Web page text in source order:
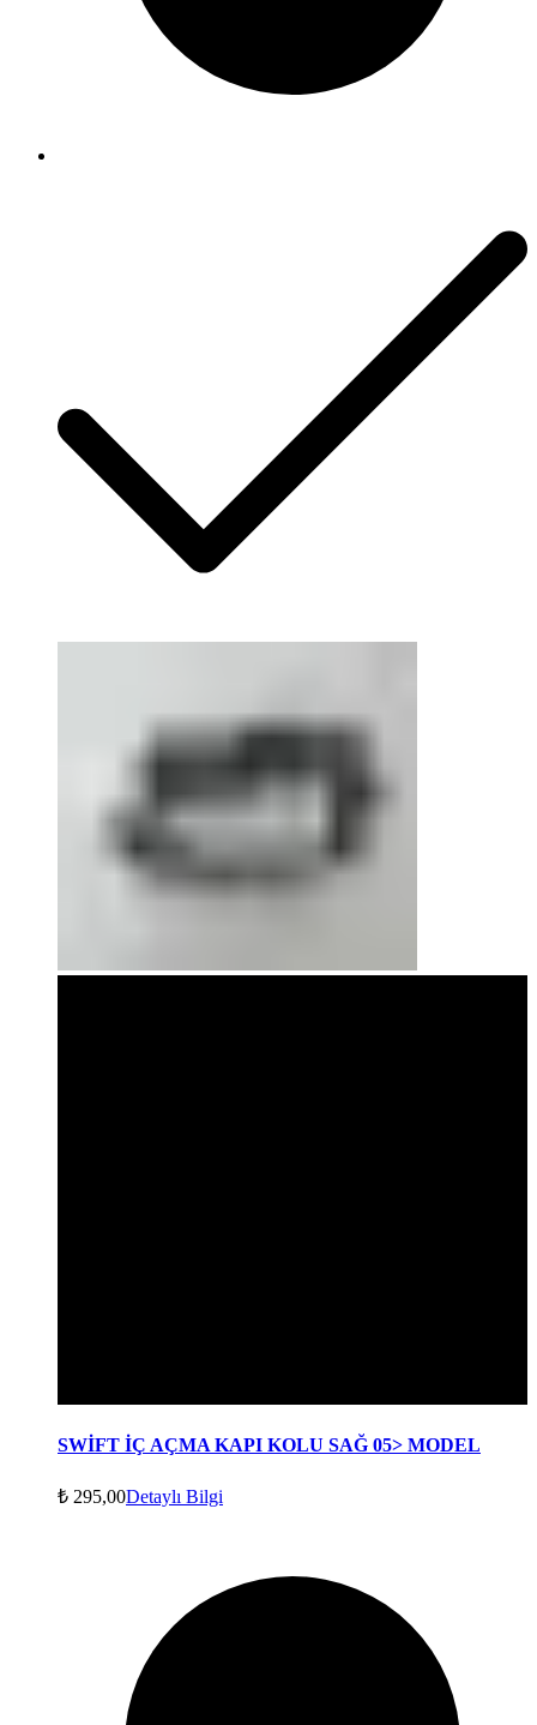
SWİFT İÇ AÇMA KAPI KOLU SAĞ 05> MODEL
₺ 295,00Detaylı Bilgi